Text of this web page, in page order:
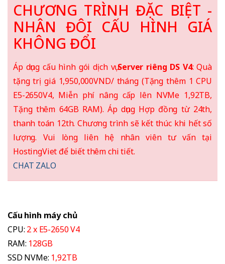
CHƯƠNG TRÌNH ĐẶC BIỆT -
NHÂN ĐÔI CẤU HÌNH GIÁ
KHÔNG ĐỔI
Áp dụng cấu hình gói dịch vụServer riêng DS V4: Quà
tặng trị giá 1,950,000VND/ tháng (Tặng thêm 1 CPU
E5-2650V4, Miễn phí nâng cấp lên NVMe 1,92TB,
Tặng thêm 64GB RAM). Áp dụng Hợp đồng từ 24th,
thanh toán 12th. Chương trình sẽ kết thúc khi hết số
lượng. Vui lòng liên hệ nhân viên tư vấn tại
HostingViet để biết thêm chi tiết.
CHAT ZALO
Cấu hình máy chủ
CPU: 2 x E5-2650 V4
RAM: 128GB
SSD NVMe: 1,92TB